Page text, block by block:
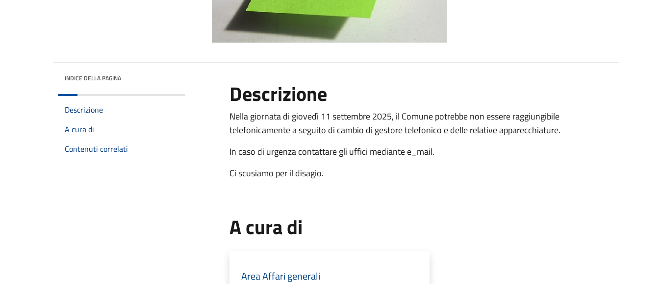
INDICE DELLA PAGINA
Descrizione
A cura di
Contenuti correlati
Descrizione
Nella giornata di giovedì 11 settembre 2025, il Comune potrebbe non essere raggiungibile
telefonicamente a seguito di cambio di gestore telefonico e delle relative apparecchiature.
In caso di urgenza contattare gli uffici mediante e_mail.
Ci scusiamo per il disagio.
A cura di
Area Affari generali